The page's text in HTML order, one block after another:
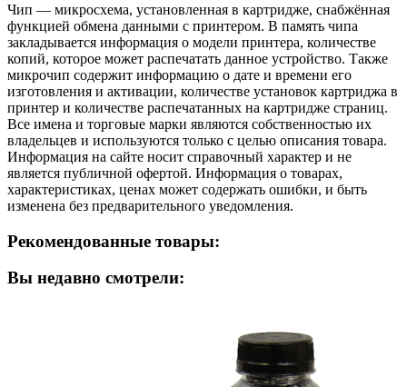
Чип — микросхема, установленная в картридже, снабжённая
функцией обмена данными с принтером. В память чипа
закладывается информация о модели принтера, количестве
копий, которое может распечатать данное устройство. Также
микрочип содержит информацию о дате и времени его
изготовления и активации, количестве установок картриджа в
принтер и количестве распечатанных на картридже страниц.
Все имена и торговые марки являются собственностью их
владельцев и используются только с целью описания товара.
Информация на сайте носит справочный характер и не
является публичной офертой. Информация о товарах,
характеристиках, ценах может содержать ошибки, и быть
изменена без предварительного уведомления.
Рекомендованные товары:
Вы недавно смотрели: